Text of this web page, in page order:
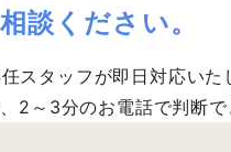
談ください。
スタッフが即日対応いた
2～3分のお電話で判断